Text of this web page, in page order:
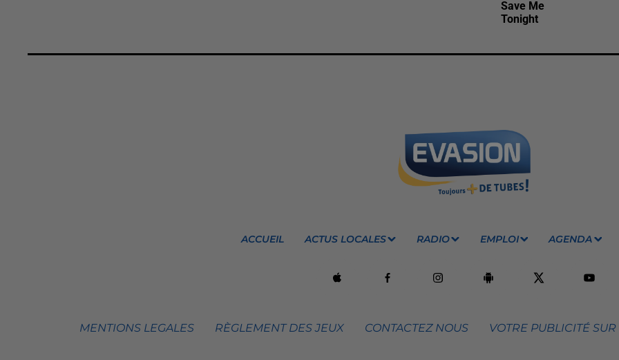
Save Me
Tonight
ACCUEIL ACTUS LOCALES RADIO EMPLOI AGENDA
MENTIONS LEGALES RÈGLEMENT DES JEUX CONTACTEZ NOUS VOTRE PUBLICITÉ